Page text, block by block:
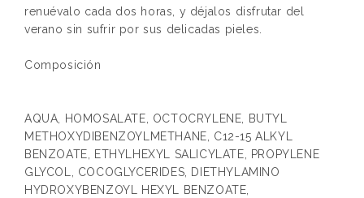
renuévalo cada dos horas, y déjalos disfrutar del
verano sin sufrir por sus delicadas pieles.
Composición
AQUA, HOMOSALATE, OCTOCRYLENE, BUTYL
METHOXYDIBENZOYLMETHANE, C12-15 ALKYL
BENZOATE, ETHYLHEXYL SALICYLATE, PROPYLENE
GLYCOL, COCOGLYCERIDES, DIETHYLAMINO
HYDROXYBENZOYL HEXYL BENZOATE,